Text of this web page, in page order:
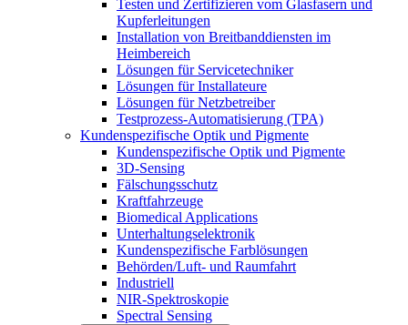
Testen und Zertifizieren vom Glasfasern und
Kupferleitungen
Installation von Breitbanddiensten im
Heimbereich
Lösungen für Servicetechniker
Lösungen für Installateure
Lösungen für Netzbetreiber
Testprozess-Automatisierung (TPA)
Kundenspezifische Optik und Pigmente
Kundenspezifische Optik und Pigmente
3D-Sensing
Fälschungsschutz
Kraftfahrzeuge
Biomedical Applications
Unterhaltungselektronik
Kundenspezifische Farblösungen
Behörden/Luft- und Raumfahrt
Industriell
NIR-Spektroskopie
Spectral Sensing